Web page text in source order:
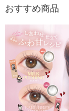
おすすめ商品